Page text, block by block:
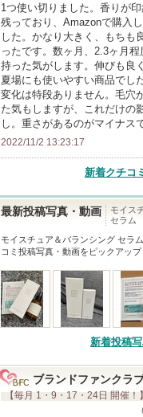
以
上
の
メ
ン
バ
ー
入
り
録
さ
れ
て
ま
す
1つ使い切りました。香りが印
残っており、Amazonで購入し
した。かなり大きく、もちも
ったです。数ヶ月、2.3ヶ月程
持った気がします。伸びも良く
夏場にも使いやすい商品でし
変化は特段ありません。毛穴
た気もしますが、これだけの
し。重さがあるのがマイナス
2022/11/2 13:23:17
新着クチコ
最新投稿写真・動画
モイス
セラム
モイスチュア＆バランシング セラム
コミ投稿写真・動画をピックアップ
新着投稿写
ブランドファンクラ
【毎月 1・9・17・24日 開催！】